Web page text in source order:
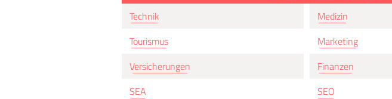
Technik Medizin
Tourismus
Marketing
Versicherungen
Finanzen
SEA
SEO